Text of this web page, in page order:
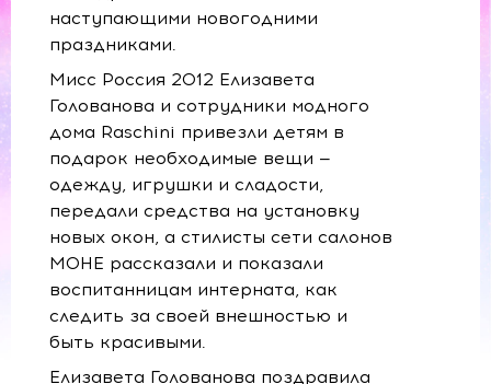
наступающими новогодними
праздниками.
Мисс Россия 2012 Елизавета
Голованова и сотрудники модного
дома Raschini привезли детям в
подарок необходимые вещи —
одежду, игрушки и сладости,
передали средства на установку
новых окон, а стилисты сети салонов
МОНЕ рассказали и показали
воспитанницам интерната, как
следить за своей внешностью и
быть красивыми.
Елизавета Голованова поздравила